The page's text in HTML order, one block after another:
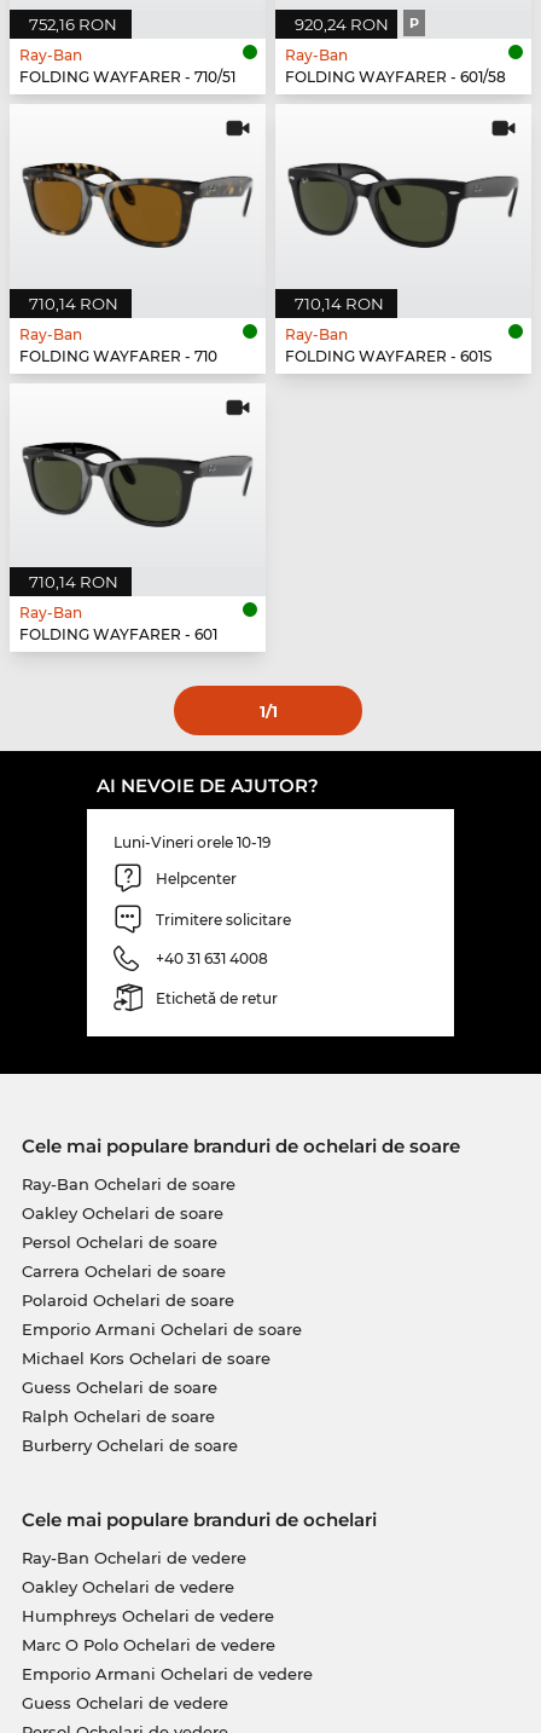
752,16 RON
Ray-Ban
FOLDING WAYFARER - 710/51
920,24 RON P
Ray-Ban
FOLDING WAYFARER - 601/58
710,14 RON
Ray-Ban
FOLDING WAYFARER - 710
710,14 RON
Ray-Ban
FOLDING WAYFARER - 601S
710,14 RON
Ray-Ban
FOLDING WAYFARER - 601
1/1
AI NEVOIE DE AJUTOR?
Luni-Vineri orele 10-19
Helpcenter
Trimitere solicitare
+40 31 631 4008
Etichetă de retur
Cele mai populare branduri de ochelari de soare
Ray-Ban Ochelari de soare
Oakley Ochelari de soare
Persol Ochelari de soare
Carrera Ochelari de soare
Polaroid Ochelari de soare
Emporio Armani Ochelari de soare
Michael Kors Ochelari de soare
Guess Ochelari de soare
Ralph Ochelari de soare
Burberry Ochelari de soare
Cele mai populare branduri de ochelari
Ray-Ban Ochelari de vedere
Oakley Ochelari de vedere
Humphreys Ochelari de vedere
Marc O Polo Ochelari de vedere
Emporio Armani Ochelari de vedere
Guess Ochelari de vedere